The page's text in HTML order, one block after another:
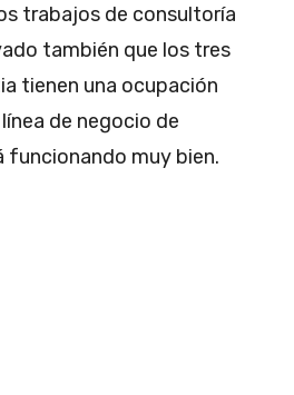
trabajos de consultoría
también que los tres
tienen una ocupación
de negocio de
funcionando muy bien.